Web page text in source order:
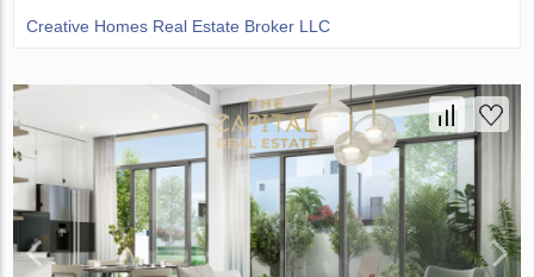
Creative Homes Real Estate Broker LLC